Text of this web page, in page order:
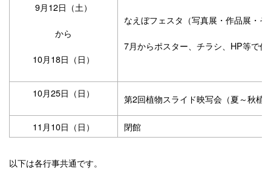
9月12日（土）
から
10月18日（日）
なえぼフェスタ（写真展・作品展・
7月からポスター、チラシ、HP等で作
10月25日（日） 第2回植物スライド映写会（夏～秋植
11月10日（日） 閉館
以下は各行事共通です。